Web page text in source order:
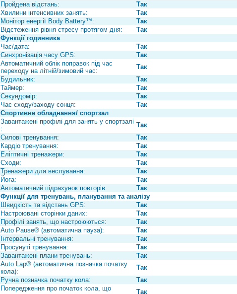
Пройдена відстань:
Так
Хвилини інтенсивних занять:
Так
Монітор енергії Body Battery™:
Так
Відстеження рівня стресу протягом дня:
Так
Функції годинника
Час/дата:
Так
Синхронізація часу GPS:
Так
Автоматичний облік поправок під час
переходу на літній/зимовий час:
Так
Будильник:
Так
Таймер:
Так
Секундомір:
Так
Час сходу/заходу сонця:
Так
Спортивне обладнання/ спортзал
Завантажені профілі для занять у спортзалі
:
Так
Силові тренування:
Так
Кардіо тренування:
Так
Еліптичні тренажери:
Так
Сходи:
Так
Тренажери для веслування:
Так
Йога:
Так
Автоматичний підрахунок повторів:
Так
Функції для тренувань, планування та аналізу
Швидкість та відстань GPS:
Так
Настроювані сторінки даних:
Так
Профілі занять, що настроюються:
Так
Auto Pause® (автоматична пауза):
Так
Інтервальні тренування:
Так
Просунуті тренування:
Так
Завантажені плани тренувань:
Так
Auto Lap® (автоматична позначка початку
кола):
Так
Ручна позначка початку кола:
Так
Попередження про початок кола, що
Так